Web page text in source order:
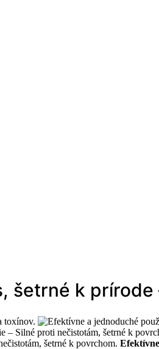
šetrné k
toxínov.